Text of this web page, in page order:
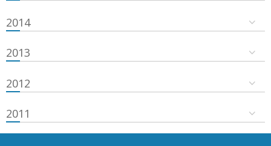
2014
2013
2012
2011